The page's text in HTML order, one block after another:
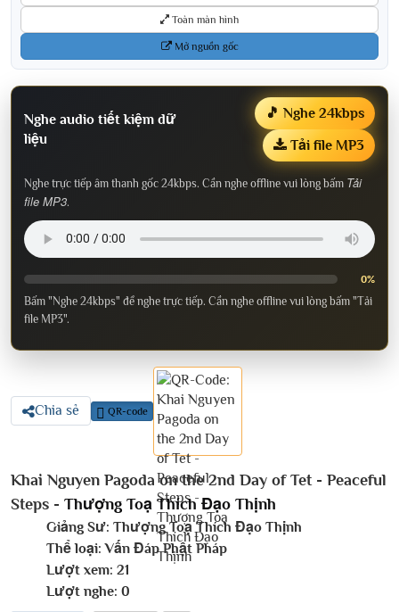
Toàn màn hình
Mở nguồn gốc
Nghe audio tiết kiệm dữ
liệu
🎵 Nghe 24kbps
Tải file MP3
Nghe trực tiếp âm thanh gốc 24kbps. Cần nghe offline vui lòng bấm Tải
file MP3.
0%
Bấm "Nghe 24kbps" để nghe trực tiếp. Cần nghe offline vui lòng bấm "Tải
file MP3".
Chia sẻ QR-code
Khai Nguyen Pagoda on the 2nd Day of Tet - Peaceful
Steps - Thượng Toạ Thích Đạo Thịnh
Giảng Sư: Thượng Toạ Thích Đạo Thịnh
Thể loại: Vấn Đáp Phật Pháp
Lượt xem: 21
Lượt nghe: 0